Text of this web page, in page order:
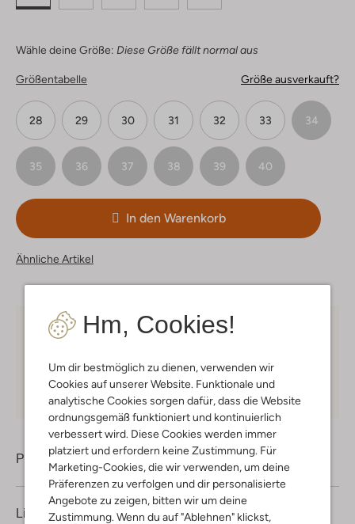
Hm, Cookies!
Um dir bestmöglich zu dienen, verwenden wir
Cookies auf unserer Website. Funktionale und
analytische Cookies sorgen dafür, dass die Website
ordnungsgemäß funktioniert und kontinuierlich
verbessert wird. Diese Cookies werden immer
platziert und erfordern keine Zustimmung. Für
Marketing-Cookies, die wir verwenden, um deine
Präferenzen zu verfolgen und dir personalisierte
Angebote zu zeigen, bitten wir um deine
Zustimmung. Wenn du auf "Ablehnen" klickst,
Wähle deine Größe: Diese Größe fällt normal aus
Größentabelle Größe ausverkauft?
28 29 30 31 32 33 34
35 36 37 38 39 40
In den Warenkorb
Ähnliche Artikel
Kostenloser Versandab € 75 für Club-Omoda
Kauf auf Rechnung 30 TagenRückgaberecht
Produktinformation
Lieferung & Rückgabe